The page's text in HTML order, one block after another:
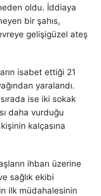
oldu. İddiaya
bir şahıs,
gelişigüzel ateş
isabet ettiği 21
yaralandı.
ise iki sokak
daha vurduğu
kalçasına
ihbarı üzerine
sağlık ekibi
ilk müdahalesinin